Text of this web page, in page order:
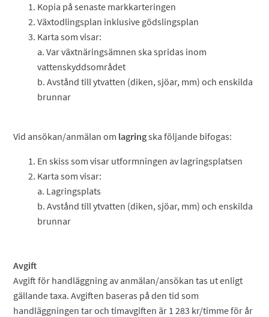
Kopia på senaste markkarteringen
Växtodlingsplan inklusive gödslingsplan
Karta som visar:
a. Var växtnäringsämnen ska spridas inom
vattenskyddsområdet
b. Avstånd till ytvatten (diken, sjöar, mm) och enskilda
brunnar
Vid ansökan/anmälan om lagringska följande bifogas:
En skiss som visar utformningen av lagringsplatsen
Karta som visar:
a. Lagringsplats
b. Avstånd till ytvatten (diken, sjöar, mm) och enskilda
brunnar
Avgift
Avgift för handläggning av anmälan/ansökan tas ut enligt
gällande taxa. Avgiften baseras på den tid som
handläggningen tar och timavgiften är 1 283 kr/timme för år